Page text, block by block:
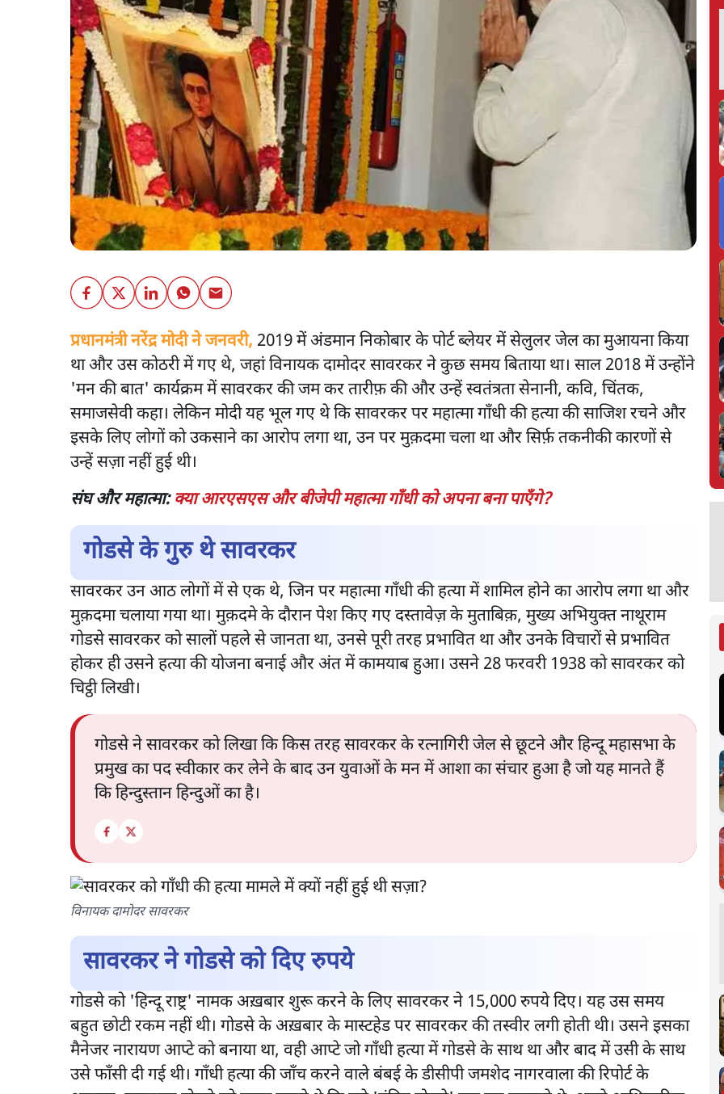
प्रधानमंत्री नरेंद्र मोदी ने जनवरी, 2019 में अंडमान निकोबार के पोर्ट ब्लेयर में सेलुलर जेल का मुआयना किया
था और उस कोठरी में गए थे, जहां विनायक दामोदर सावरकर ने कुछ समय बिताया था। साल 2018 में उन्होंने
'मन की बात' कार्यक्रम में सावरकर की जम कर तारीफ़ की और उन्हें स्वतंत्रता सेनानी, कवि, चिंतक,
समाजसेवी कहा। लेकिन मोदी यह भूल गए थे कि सावरकर पर महात्मा गाँधी की हत्या की साजिश रचने और
इसके लिए लोगों को उकसाने का आरोप लगा था, उन पर मुक़दमा चला था और सिर्फ़ तकनीकी कारणों से
उन्हें सज़ा नहीं हुई थी।
संघ और महात्मा:क्या आरएसएस और बीजेपी महात्मा गाँधी को अपना बना पाएँगे?
गोडसे के गुरु थे सावरकर
सावरकर उन आठ लोगों में से एक थे, जिन पर महात्मा गाँधी की हत्या में शामिल होने का आरोप लगा था और
मुक़दमा चलाया गया था। मुक़दमे के दौरान पेश किए गए दस्तावेज़ के मुताबिक़, मुख्य अभियुक्त नाथूराम
गोडसे सावरकर को सालों पहले से जानता था, उनसे पूरी तरह प्रभावित था और उनके विचारों से प्रभावित
होकर ही उसने हत्या की योजना बनाई और अंत में कामयाब हुआ। उसने 28 फरवरी 1938 को सावरकर को
चिट्ठी लिखी।
गोडसे ने सावरकर को लिखा कि किस तरह सावरकर के रत्नागिरी जेल से छूटने और हिन्दू महासभा के
प्रमुख का पद स्वीकार कर लेने के बाद उन युवाओं के मन में आशा का संचार हुआ है जो यह मानते हैं
कि हिन्दुस्तान हिन्दुओं का है।
विनायक दामोदर सावरकर
सावरकर ने गोडसे को दिए रुपये
गोडसे को 'हिन्दू राष्ट्र' नामक अख़बार शुरू करने के लिए सावरकर ने 15,000 रुपये दिए। यह उस समय
बहुत छोटी रकम नहीं थी। गोडसे के अख़बार के मास्टहेड पर सावरकर की तस्वीर लगी होती थी। उसने इसका
मैनेजर नारायण आप्टे को बनाया था, वही आप्टे जो गाँधी हत्या में गोडसे के साथ था और बाद में उसी के साथ
उसे फाँसी दी गई थी। गाँधी हत्या की जाँच करने वाले बंबई के डीसीपी जमशेद नागरवाला की रिपोर्ट के